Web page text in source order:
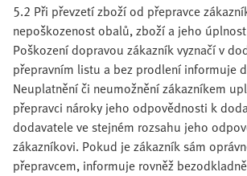
5.2 Při převzetí zboží od přepravce
nepoškozenost obalů, zboží a jeho
Poškození dopravou zákazník vyznačí v
přepravním listu a bez prodlení informuje
Neuplatnění či neumožnění zákazníkem
přepravci nároky jeho odpovědnosti k
dodavatele ve stejném rozsahu jeho
zákazníkovi. Pokud je zákazník sám
přepravcem, informuje rovněž